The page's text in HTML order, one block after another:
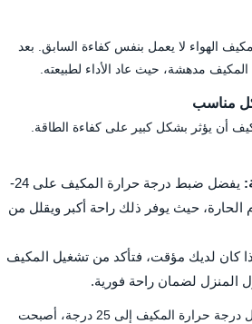
الهواء لا يعمل بنفس كفاءة السابق. بعد
المكيف مدهشة، حيث عاد الأداء لطبيعته.
أن يؤثر بشكل كبير على كفاءة الطاقة.
يفضل ضبط درجة حرارة المكيف على 24-
الحارة، حيث يوفر ذلك راحة أكبر ويقلل من
كان لديك مؤقت، فتأكد من تشغيل المكيف
لضمان راحة فورية.
في تجربتي، عندما قمت بتعديل درجة حرارة المكيف إلى 25 درجة، أصبحت